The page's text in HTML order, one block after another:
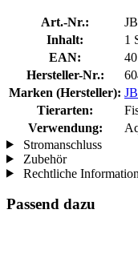
Art.-Nr.:
Inhalt:
1
EAN:
Hersteller-Nr.:
Marken (Hersteller):
Tierarten:
Verwendung:
Stromanschluss
Zubehör
Rechtliche
Passend dazu